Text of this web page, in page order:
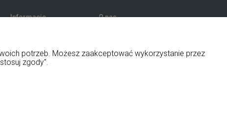
Informacje O nas
potrzeb. Możesz zaakceptować wykorzystanie przez
zgody".